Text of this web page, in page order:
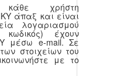
χρήστη
άπαξ και είναι
λογαριασμού
έχουν
μέσω e-mail. Σε
στοιχείων του
με το